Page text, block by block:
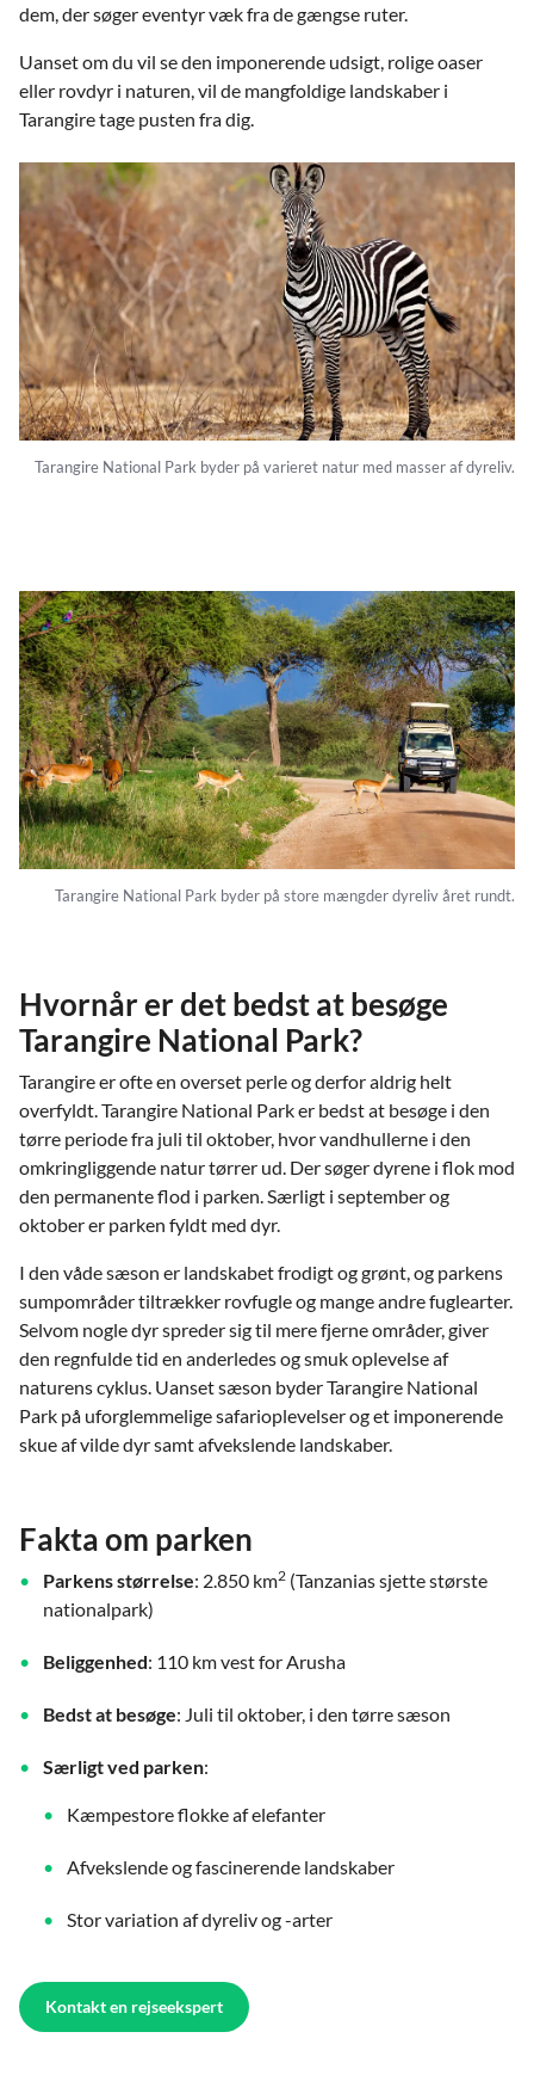
dem, der søger eventyr væk fra de gængse ruter.
Uanset om du vil se den imponerende udsigt, rolige oaser
eller rovdyr i naturen, vil de mangfoldige landskaber i
Tarangire tage pusten fra dig.
Tarangire National Park byder på varieret natur med masser af dyreliv.
Tarangire National Park byder på store mængder dyreliv året rundt.
Hvornår er det bedst at besøge
Tarangire National Park?
Tarangire er ofte en overset perle og derfor aldrig helt
overfyldt. Tarangire National Park er bedst at besøge i den
tørre periode fra juli til oktober, hvor vandhullerne i den
omkringliggende natur tørrer ud. Der søger dyrene i flok mod
den permanente flod i parken. Særligt i september og
oktober er parken fyldt med dyr.
I den våde sæson er landskabet frodigt og grønt, og parkens
sumpområder tiltrækker rovfugle og mange andre fuglearter.
Selvom nogle dyr spreder sig til mere fjerne områder, giver
den regnfulde tid en anderledes og smuk oplevelse af
naturens cyklus. Uanset sæson byder Tarangire National
Park på uforglemmelige safarioplevelser og et imponerende
skue af vilde dyr samt afvekslende landskaber.
Fakta om parken
Parkens størrelse: 2.850 km2 (Tanzanias sjette største
nationalpark)
Beliggenhed: 110 km vest for Arusha
Bedst at besøge: Juli til oktober, i den tørre sæson
Særligt ved parken:
Kæmpestore flokke af elefanter
Afvekslende og fascinerende landskaber
Stor variation af dyreliv og -arter
Kontakt en rejseekspert